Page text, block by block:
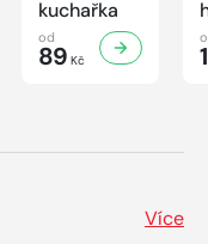
kuchařka
od
89 Kč
Více